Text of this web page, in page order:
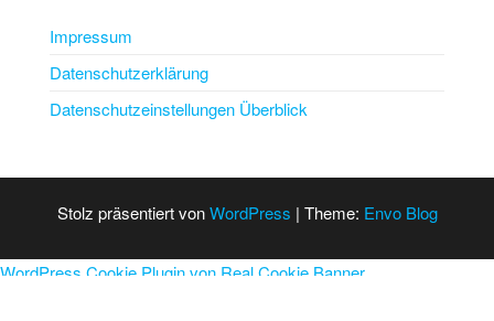
Impressum
Datenschutzerklärung
Datenschutzeinstellungen Überblick
Stolz präsentiert vonWordPress | Theme: Envo Blog
WordPress Cookie Plugin von Real Cookie Banner